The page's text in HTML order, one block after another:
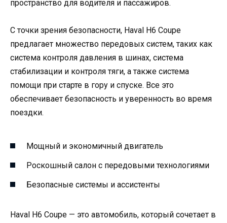
пространство для водителя и пассажиров.
С точки зрения безопасности, Haval H6 Coupe
предлагает множество передовых систем, таких как
система контроля давления в шинах, система
стабилизации и контроля тяги, а также система
помощи при старте в гору и спуске. Все это
обеспечивает безопасность и уверенность во время
поездки.
Мощный и экономичный двигатель
Роскошный салон с передовыми технологиями
Безопасные системы и ассистенты
Haval H6 Coupe — это автомобиль, который сочетает в